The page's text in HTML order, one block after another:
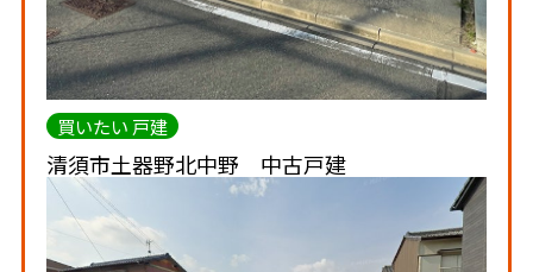
買いたい 戸建
清須市土器野北中野 中古戸建